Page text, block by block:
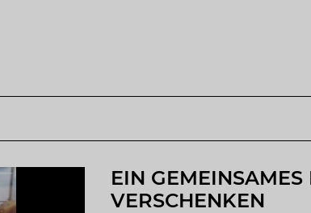
EIN
VERSCHENKEN